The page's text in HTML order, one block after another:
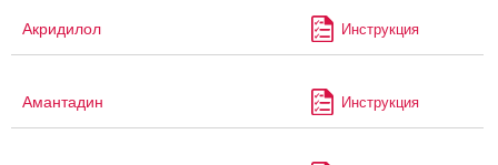
Акридилол Инструкция
Амантадин Инструкция